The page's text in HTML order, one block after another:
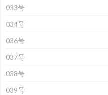
033号
034号
036号
037号
038号
039号